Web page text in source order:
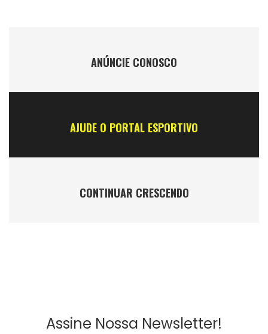
ANÚNCIE CONOSCO
AJUDE O PORTAL ESPORTIVO
CONTINUAR CRESCENDO
Assine Nossa Newsletter!